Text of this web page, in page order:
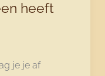
heeft
je je af